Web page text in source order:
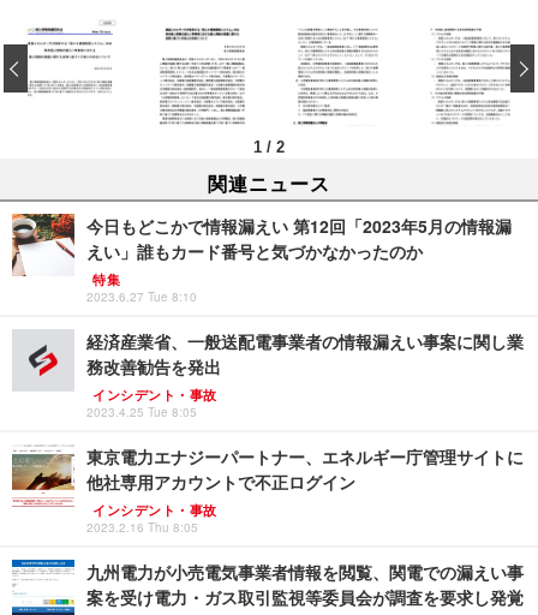
1 / 2
‹
関連ニュース
今日もどこかで情報漏えい 第12回「2023年5月の情報漏
えい」誰もカード番号と気づかなかったのか
特集
2023.6.27 Tue 8:10
経済産業省、一般送配電事業者の情報漏えい事案に関し業
務改善勧告を発出
インシデント・事故
2023.4.25 Tue 8:05
東京電力エナジーパートナー、エネルギー庁管理サイトに
他社専用アカウントで不正ログイン
インシデント・事故
2023.2.16 Thu 8:05
九州電力が小売電気事業者情報を閲覧、関電での漏えい事
案を受け電力・ガス取引監視等委員会が調査を要求し発覚